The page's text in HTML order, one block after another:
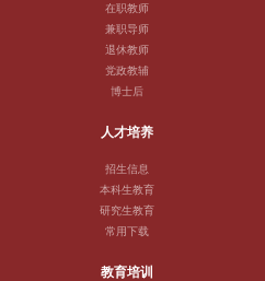
在职教师
兼职导师
退休教师
党政教辅
博士后
人才培养
招生信息
本科生教育
研究生教育
常用下载
教育培训